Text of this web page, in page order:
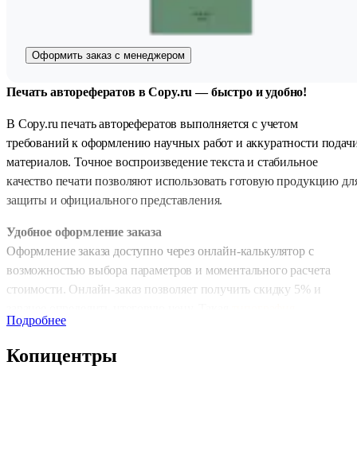
Оформить заказ с менеджером
Печать авторефератов в Copy.ru — быстро и удобно!
В Copy.ru печать авторефератов выполняется с учетом
требований к оформлению научных работ и аккуратности
материалов. Точное воспроизведение текста и стабильное
качество печати позволяют использовать готовую продукцию
защиты и официального представления.
Удобное оформление заказа
Оформление заказа доступно через онлайн-калькулятор с
возможностью выбора параметров и моментального расчета
стоимости. Онлайн-заказ позволяет получить скидку 5% и
обеспечивает простой и понятный процесс подготовки
материалов без лишних этапов.
Подробнее
Копицентры